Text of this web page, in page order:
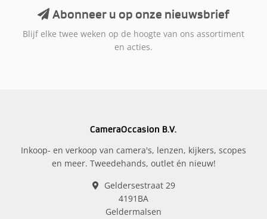
Abonneer u op onze nieuwsbrief
Blijf elke twee weken op de hoogte van ons assortiment
en acties.
CameraOccasion B.V.
Inkoop- en verkoop van camera's, lenzen, kijkers, scopes
en meer. Tweedehands, outlet én nieuw!
Geldersestraat 29
4191BA
Geldermalsen